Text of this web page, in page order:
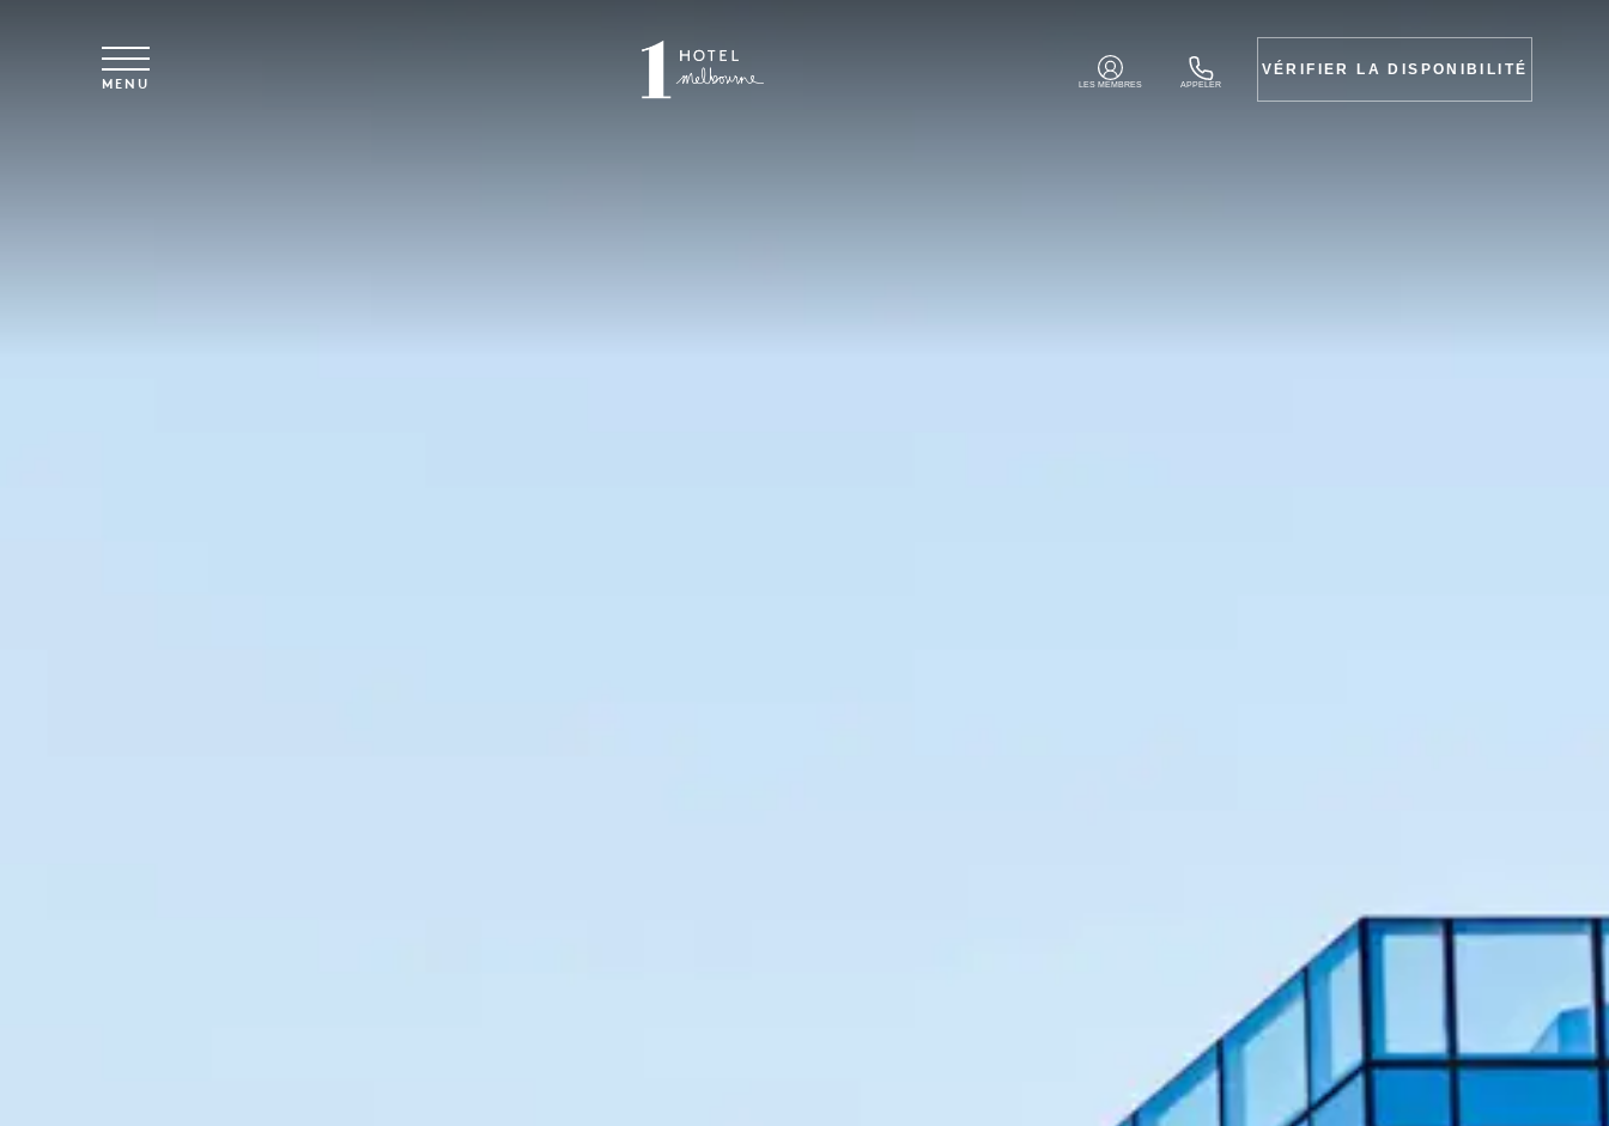
MENU LES MEMBRES APPELER
VÉRIFIER LA DISPONIBILITÉ